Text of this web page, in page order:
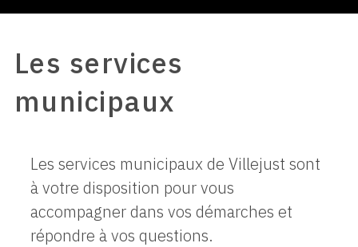
Les services
municipaux
Les services municipaux de Villejust sont
à votre disposition pour vous
accompagner dans vos démarches et
répondre à vos questions.